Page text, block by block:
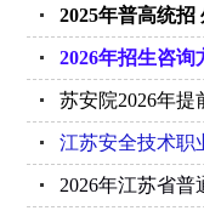
2025年普高统招
2026年招生咨询
苏安院2026年提
江苏安全技术职
2026年江苏省